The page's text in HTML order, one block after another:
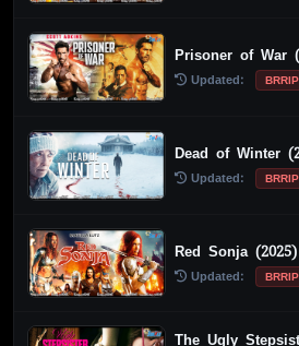
Prisoner of War
Updated: BRRIP
Dead of Winter
Updated: BRRIP
Red Sonja
Updated: BRRIP
The Ugly